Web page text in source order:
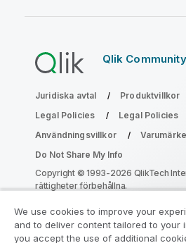
Qlik Community
Juridiska avtal
Produktvillkor
Legal Policies
Legal Policies
Användningsvillkor
Do Not Share My Info
Copyright © 1993-2026 QlikTech
rättigheter förbehållna.
Gå med i programmet
We use cookies to improve your
and to deliver content tailored to your
you accept the use of additional